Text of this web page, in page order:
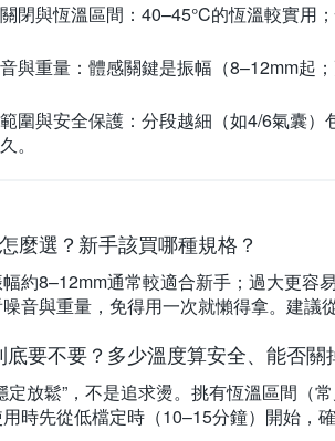
閉與恆溫區間： 40–45°C的恆溫較實用
與重量： 體感關鍵是振幅（8–12mm起
圍與安全保護： 分段越細（如4/6氣囊）
。
麼選？新手該買哪種規格？
約8–12mm通常較適合新手；過大更容
音與重量，免得用一次就懶得拿。建議
要不要？多少溫度算安全、能否關
定放鬆”，不是追求燙。挑有恆溫區間（
時先從低檔定時（10–15分鐘）開始，